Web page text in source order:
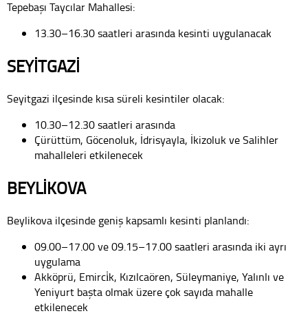
Tepebaşı Taycılar Mahallesi:
13.30–16.30 saatleri arasında kesinti uygulanacak
SEYİTGAZİ
Seyitgazi ilçesinde kısa süreli kesintiler olacak:
10.30–12.30 saatleri arasında
Çürüttüm, Göcenoluk, İdrisyayla, İkizoluk ve Salihler
mahalleleri etkilenecek
BEYLİKOVA
Beylikova ilçesinde geniş kapsamlı kesinti planlandı:
09.00–17.00 ve 09.15–17.00 saatleri arasında iki ayrı
uygulama
Akköprü, Emirci̇k, Kızılcaören, Süleymaniye, Yalınlı ve
Yeniyurt başta olmak üzere çok sayıda mahalle
etkilenecek